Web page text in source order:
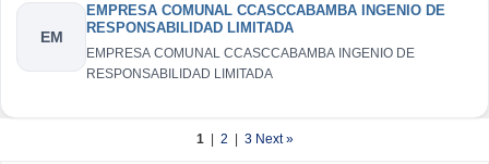
EM
EMPRESA COMUNAL CCASCCABAMBA INGENIO DE
RESPONSABILIDAD LIMITADA
EMPRESA COMUNAL CCASCCABAMBA INGENIO DE
RESPONSABILIDAD LIMITADA
1 | 2 | 3Next »